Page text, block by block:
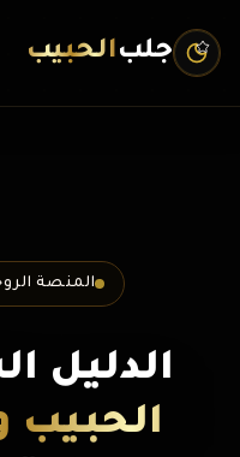
جلبالحبيب
المنصة
الدليل